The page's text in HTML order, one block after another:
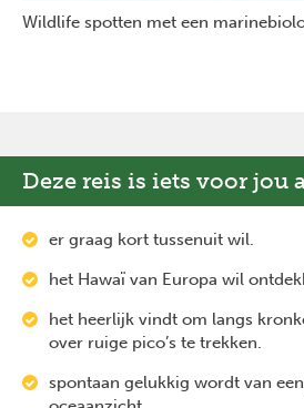
Wildlife spotten met een
Deze reis is iets voor jou
er graag kort tussenuit wil.
het Hawaï van Europa wil
het heerlijk vindt om langs
over ruige pico’s te trekken.
spontaan gelukkig wordt van